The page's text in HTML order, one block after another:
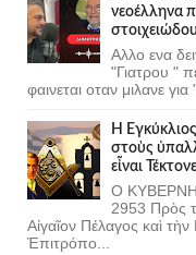
νεοέλληνα
Αλλο ενα
"Γιατρου "
φαινεται οταν μιλανε για
Ἡ
στοὺς
εἶναι
Ο
2953 Πρὸς
Αἰγαῖον Πέλαγος καὶ
Ἐπιτρόπο...